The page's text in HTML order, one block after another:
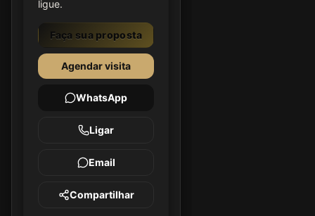
ligue.
Faça sua proposta
Agendar visita
WhatsApp
Ligar
Email
Compartilhar